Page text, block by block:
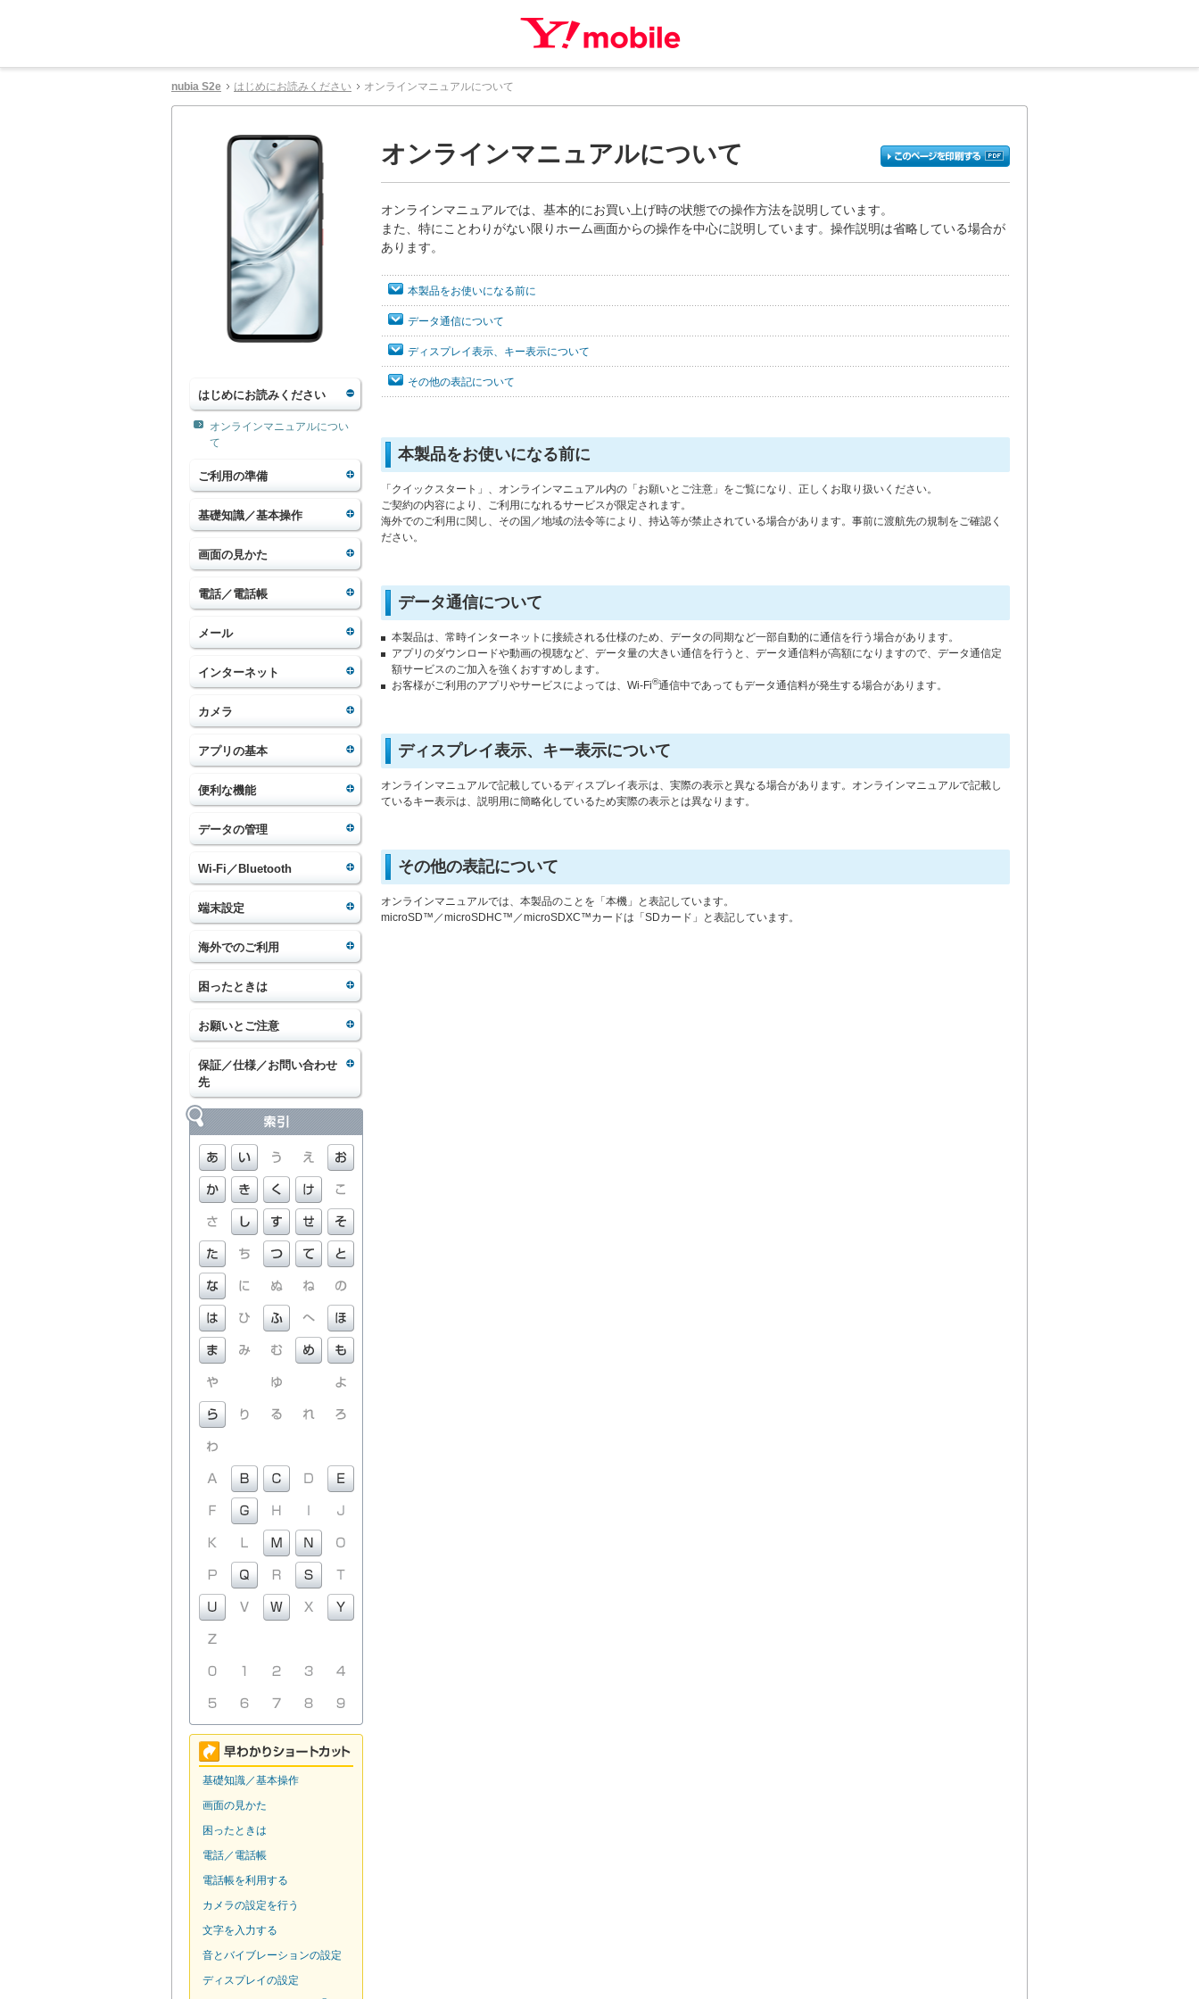
nubia S2e はじめにお読みください オンラインマニュアルについて
はじめにお読みください
オンラインマニュアルについ
て
ご利用の準備
基礎知識／基本操作
画面の見かた
電話／電話帳
メール
インターネット
カメラ
アプリの基本
便利な機能
データの管理
Wi-Fi／Bluetooth
端末設定
海外でのご利用
困ったときは
お願いとご注意
保証／仕様／お問い合わせ
先
基礎知識／基本操作
画面の見かた
困ったときは
電話／電話帳
電話帳を利用する
カメラの設定を行う
文字を入力する
音とバイブレーションの設定
ディスプレイの設定
オンラインマニュアルについて
オンラインマニュアルでは、基本的にお買い上げ時の状態での操作方法を説明しています。
また、特にことわりがない限りホーム画面からの操作を中心に説明しています。操作説明は省略している場合が
あります。
本製品をお使いになる前に
データ通信について
ディスプレイ表示、キー表示について
その他の表記について
本製品をお使いになる前に
「クイックスタート」、オンラインマニュアル内の「お願いとご注意」をご覧になり、正しくお取り扱いください。
ご契約の内容により、ご利用になれるサービスが限定されます。
海外でのご利用に関し、その国／地域の法令等により、持込等が禁止されている場合があります。事前に渡航先の規制をご確認く
ださい。
データ通信について
本製品は、常時インターネットに接続される仕様のため、データの同期など一部自動的に通信を行う場合があります。
アプリのダウンロードや動画の視聴など、データ量の大きい通信を行うと、データ通信料が高額になりますので、データ通信定
額サービスのご加入を強くおすすめします。
お客様がご利用のアプリやサービスによっては、Wi-Fi®通信中であってもデータ通信料が発生する場合があります。
ディスプレイ表示、キー表示について
オンラインマニュアルで記載しているディスプレイ表示は、実際の表示と異なる場合があります。オンラインマニュアルで記載し
ているキー表示は、説明用に簡略化しているため実際の表示とは異なります。
その他の表記について
オンラインマニュアルでは、本製品のことを「本機」と表記しています。
microSD™／microSDHC™／microSDXC™カードは「SDカード」と表記しています。